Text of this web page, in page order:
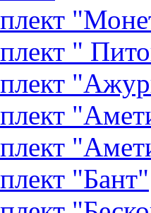
"
"Бант"